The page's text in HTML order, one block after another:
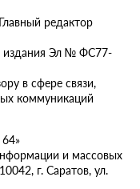
редактор
издания Эл № ФС77-
в сфере связи,
коммуникаций
и массовых
г. Саратов, ул.